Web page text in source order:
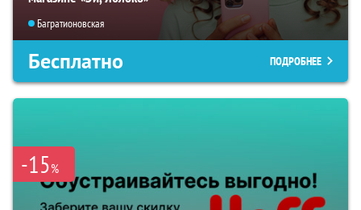
Багратионовская
Бесплатно ПОДРОБНЕЕ
-15%